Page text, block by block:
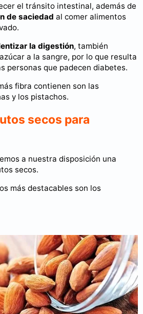
el tránsito intestinal, además de
de saciedad al comer alimentos
la digestión, también
a la sangre, por lo que resulta
personas que padecen diabetes.
fibra contienen son las
y los pistachos.
secos para
a nuestra disposición una
secos.
más destacables son los